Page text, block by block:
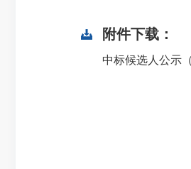
附件下载：
中标候选人公示